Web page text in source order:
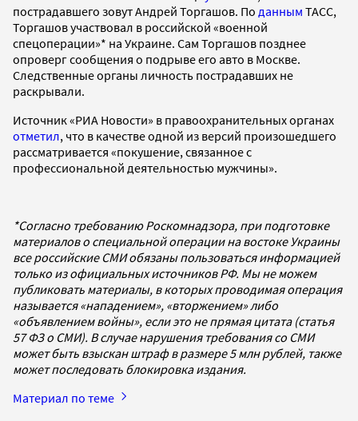
пострадавшего зовут Андрей Торгашов. По данным ТАСС,
Торгашов участвовал в российской «военной
спецоперации»* на Украине. Сам Торгашов позднее
опроверг сообщения о подрыве его авто в Москве.
Следственные органы личность пострадавших не
раскрывали.
Источник «РИА Новости» в правоохранительных органах
отметил, что в качестве одной из версий произошедшего
рассматривается «покушение, связанное с
профессиональной деятельностью мужчины».
*Согласно требованию Роскомнадзора, при подготовке
материалов о специальной операции на востоке Украины
все российские СМИ обязаны пользоваться информацией
только из официальных источников РФ. Мы не можем
публиковать материалы, в которых проводимая операция
называется «нападением», «вторжением» либо
«объявлением войны», если это не прямая цитата (статья
57 ФЗ о СМИ). В случае нарушения требования со СМИ
может быть взыскан штраф в размере 5 млн рублей, также
может последовать блокировка издания.
Материал по теме